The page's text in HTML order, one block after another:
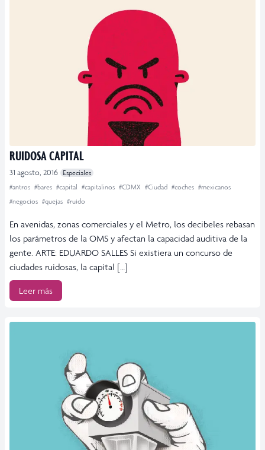
RUIDOSA CAPITAL
31 agosto, 2016 Especiales
#antros #bares #capital #capitalinos #CDMX #Ciudad #coches #mexicanos
#negocios #quejas #ruido
En avenidas, zonas comerciales y el Metro, los decibeles rebasan
los parámetros de la OMS y afectan la capacidad auditiva de la
gente. ARTE: EDUARDO SALLES Si existiera un concurso de
ciudades ruidosas, la capital […]
Leer más